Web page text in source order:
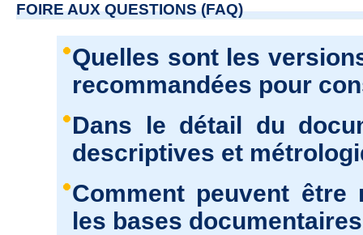
FOIRE AUX QUESTIONS (FAQ)
Quelles sont les
recommandées pour
Dans le détail du
descriptives et
Comment peuvent
les bases